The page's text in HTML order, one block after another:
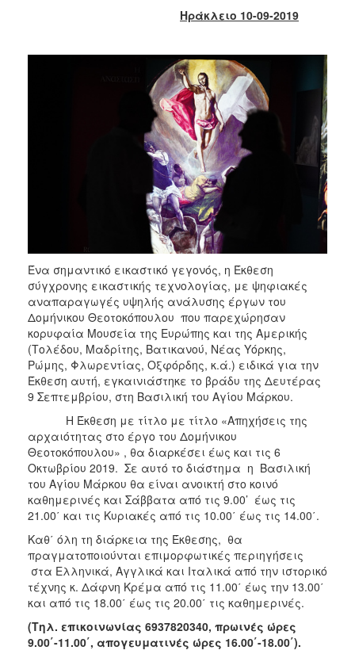
ΤΟΠΟΣ
ΠΟΛΙΤΙΣΜΟΣ
ΑΝΘΕΚΤΙΚΗ
ΠΟΛΗ
Ηράκλειο 10-09-2019
Ένα σημαντικό εικαστικό γεγονός, η Έκθεση
σύγχρονης εικαστικής τεχνολογίας, με ψηφιακές
αναπαραγωγές υψηλής ανάλυσης έργων του
Δομήνικου Θεοτοκόπουλου που παρεχώρησαν
κορυφαία Μουσεία της Ευρώπης και της Αμερικής
(Τολέδου, Μαδρίτης, Βατικανού, Νέας Υόρκης,
Ρώμης, Φλωρεντίας, Οξφόρδης, κ.ά.) ειδικά για την
Έκθεση αυτή, εγκαινιάστηκε το βράδυ της Δευτέρας
9 Σεπτεμβρίου, στη Βασιλική του Αγίου Μάρκου.
H Έκθεση με τίτλο με τίτλο «Απηχήσεις της
αρχαιότητας στο έργο του Δομήνικου
Θεοτοκόπουλου» , θα διαρκέσει έως και τις 6
Οκτωβρίου 2019. Σε αυτό το διάστημα η Βασιλική
του Αγίου Μάρκου θα είναι ανοικτή στο κοινό
καθημερινές και Σάββατα από τις 9.00’ έως τις
21.00΄ και τις Κυριακές από τις 10.00΄ έως τις 14.00΄.
Καθ΄ όλη τη διάρκεια της Έκθεσης, θα
πραγματοποιούνται επιμορφωτικές περιηγήσεις
στα Ελληνικά, Αγγλικά και Ιταλικά από την ιστορικό
τέχνης κ. Δάφνη Κρέμα από τις 11.00΄ έως την 13.00΄
και από τις 18.00΄ έως τις 20.00΄ τις καθημερινές.
(Τηλ. επικοινωνίας 6937820340, πρωινές ώρες
9.00΄-11.00΄, απογευματινές ώρες 16.00΄-18.00΄).